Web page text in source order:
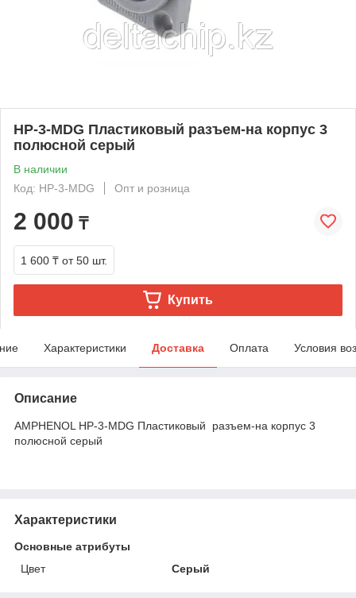
HP-3-MDG Пластиковый разъем-на корпус 3
полюсной серый
В наличии
Код: HP-3-MDG
Опт и розница
2 000 ₸
1 600 ₸ от 50 шт.
Купить
Характеристики Доставка Оплата Условия
Описание
AMPHENOL HP-3-MDG Пластиковый разъем-на корпус 3
полюсной серый
Характеристики
Основные атрибуты
Цвет
Серый